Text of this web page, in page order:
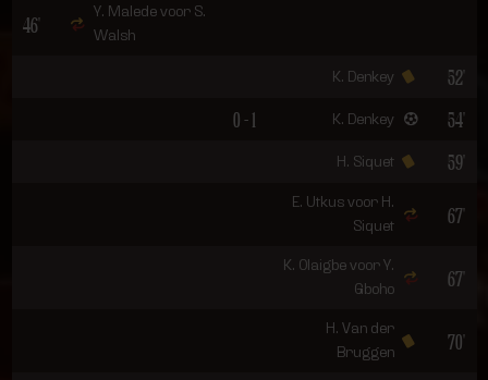
46'
Y. Malede voor S.
Walsh
52'
K. Denkey
0 - 1 54'
K. Denkey
59'
H. Siquet
67'
E. Utkus voor H.
Siquet
67'
K. Olaigbe voor Y.
Gboho
70'
H. Van der
Bruggen